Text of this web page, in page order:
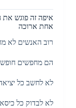
איפה זה פוגש את
אחת ארוכה
רוב האנשים לא
הם מחפשים
לא לחשב כל
לא לבדוק כל